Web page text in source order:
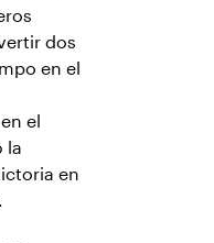
dos
en el
el
la
en